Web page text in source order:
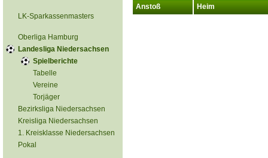
LK-Sparkassenmasters
Oberliga Hamburg
Landesliga Niedersachsen
Spielberichte
Tabelle
Vereine
Torjäger
Bezirksliga Niedersachsen
Kreisliga Niedersachsen
1. Kreisklasse Niedersachsen
Pokal
Anstoß Heim